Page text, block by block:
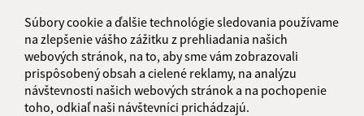
Súbory cookie a ďalšie technológie sledovania používame
na zlepšenie vášho zážitku z prehliadania našich
webových stránok, na to, aby sme vám zobrazovali
prispôsobený obsah a cielené reklamy, na analýzu
návštevnosti našich webových stránok a na pochopenie
toho, odkiaľ naši návštevníci prichádzajú.
obecterany@obecterany.sk
+421 45 55 832 25
IČO: 00320323